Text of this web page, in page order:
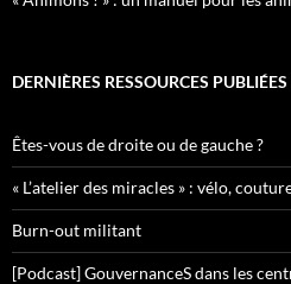
DERNIÈRES RESSOURCES PUBLIÉES
Êtes-vous de droite ou de gauche ?
« L’atelier des miracles » : vélo,
Burn-out militant
[Podcast] GouvernanceS dans les